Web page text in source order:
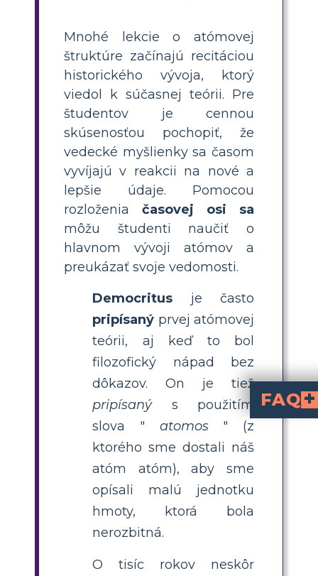
Mnohé lekcie o atómovej
štruktúre začínajú recitáciou
historického vývoja, ktorý
viedol k súčasnej teórii. Pre
študentov je cennou
skúsenosťou pochopiť, že
vedecké myšlienky sa časom
vyvíjajú v reakcii na nové a
lepšie údaje. Pomocou
rozloženia časovej osi sa
môžu študenti naučiť o
hlavnom vývoji atómov a
preukázať svoje vedomosti.
Democritus je často
pripísaný prvej atómovej
teórii, aj keď to bol
filozofický nápad bez
dôkazov. On je tiež
pripísanýs použitím
slova " atomos" (z
ktorého sme dostali náš
atóm atóm), aby sme
opísali malú jednotku
hmoty, ktorá bola
nerozbitná.
O tisíc rokov neskôr
FAQ